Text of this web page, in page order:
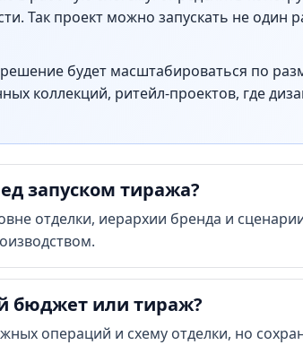
Так проект можно запускать не один
будет масштабироваться по
коллекций, ритейл-проектов, где
запуском тиража?
отделки, иерархии бренда и
бюджет или тираж?
операций и схему отделки, но